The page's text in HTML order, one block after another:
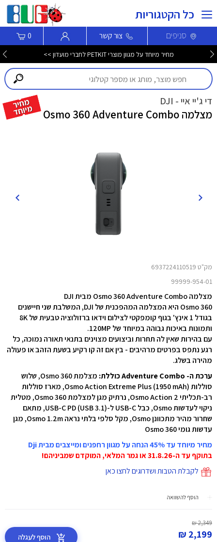
כל הקטגוריות
סניפים צור קשר 0
מחיר מיוחד על מגוון מוצרי PETKIT לחברי מועדון >>
די ג'יי איי - DJI
מצלמה Osmo 360 Adventure Combo
מק"ט 6937224110519
99999-954-01
מצלמה Osmo 360 Adventure Combo מבית DJI
Osmo 360 היא המצלמה המהפכנית של DJI, המשלבת שני חיישנים
בגודל 1 אינץ' בגוף קומפקטי לצילום וידאו ברזולוציה טבעית של 8K
ותמונות באיכות גבוהה במיוחד של 120MP.
עם בהירות שאין לה תחרות וביצועים מצוינים בתנאי תאורה נמוכה, כל
רגע נתפס בפרטים מרהיבים - בין אם זה קו רקיע בשעת הזהב או פעולה
מהירה בשלג.
ערכת ה- Adventure Combo כוללת:
מצלמת Osmo 360, שלוש
סוללות Osmo Action Extreme Plus (1950 mAh), מארז סוללות
רב-תכליתי Osmo Action 2, נרתיק מגן למצלמת Osmo 360, מטלית
ניקוי לעדשות Osmo, כבל USB-C ל-USB-C PD (USB 3.1), מתאם
שחרור מהיר מתכוונן Osmo, מקל סלפי בלתי נראה Osmo 1.2m, מגן
עדשות גומי Osmo 360
מחיר מיוחד עד 45% הנחה על מגוון רחפנים ומייצבים מבית Dji
בתוקף עד ה-31.8.26 או גמר המלאי, המוקדם שמביניהם!
לקבלת הטבות ושדרוגים לחצו כאן
הוסף להשוואה
2,349 ₪
2,199 ₪ הוסף לעגלה